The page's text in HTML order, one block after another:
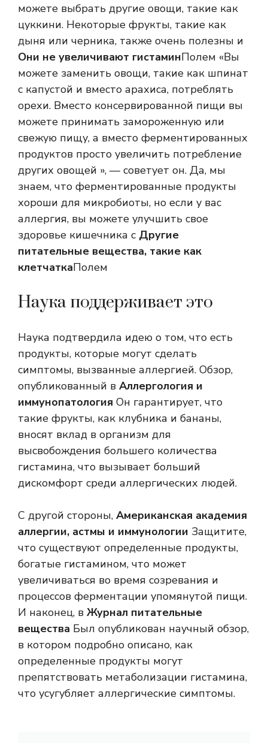
можете выбрать другие овощи, такие как
цуккини. Некоторые фрукты, такие как
дыня или черника, также очень полезны и
Они не увеличивают гистаминПолем «Вы
можете заменить овощи, такие как шпинат
с капустой и вместо арахиса, потреблять
орехи. Вместо консервированной пищи вы
можете принимать замороженную или
свежую пищу, а вместо ферментированных
продуктов просто увеличить потребление
других овощей », — советует он. Да, мы
знаем, что ферментированные продукты
хороши для микробиоты, но если у вас
аллергия, вы можете улучшить свое
здоровье кишечника с Другие
питательные вещества, такие как
клетчаткаПолем
Наука поддерживает это
Наука подтвердила идею о том, что есть
продукты, которые могут сделать
симптомы, вызванные аллергией. Обзор,
опубликованный в Аллергология и
иммунопатология Он гарантирует, что
такие фрукты, как клубника и бананы,
вносят вклад в организм для
высвобождения большего количества
гистамина, что вызывает больший
дискомфорт среди аллергических людей.
С другой стороны, Американская академия
аллергии, астмы и иммунологии Защитите,
что существуют определенные продукты,
богатые гистамином, что может
увеличиваться во время созревания и
процессов ферментации упомянутой пищи.
И наконец, в Журнал питательные
вещества Был опубликован научный обзор,
в котором подробно описано, как
определенные продукты могут
препятствовать метаболизации гистамина,
что усугубляет аллергические симптомы.